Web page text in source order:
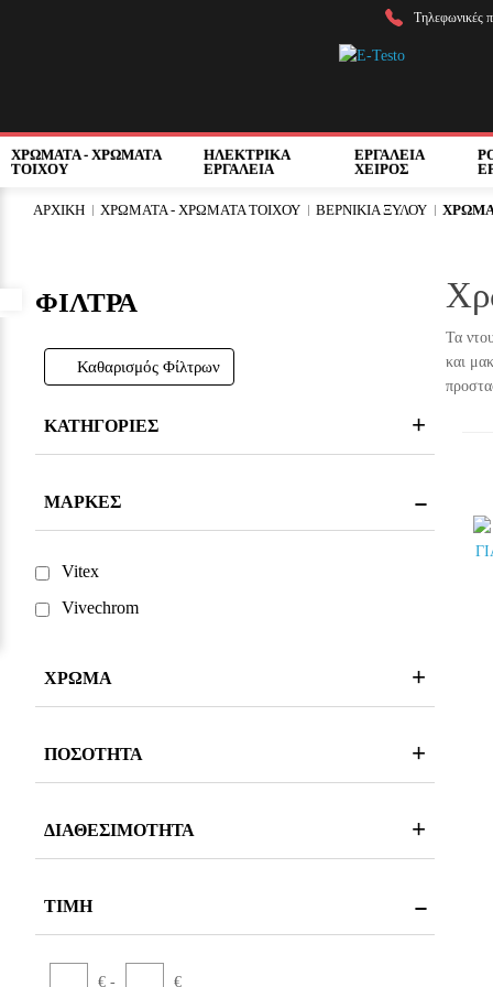
Τηλεφωνικές
ΧΡΩΜΑΤΑ - ΧΡΩΜΑΤΑ
ΤΟΙΧΟΥ
ΗΛΕΚΤΡΙΚΑ
ΕΡΓΑΛΕΙΑ
ΕΡΓΑΛΕΙΑ
ΧΕΙΡΟΣ
ΑΡΧΙΚΉ ΧΡΩΜΑΤΑ - ΧΡΩΜΑΤΑ ΤΟΙΧΟΥ ΒΕΡΝΙΚΙΑ ΞΥΛΟΥ
ΦΙΛΤΡΑ
Καθαρισμός Φίλτρων
ΚΑΤΗΓΟΡΙΕΣ
ΜΆΡΚΕΣ
Vitex
Vivechrom
ΧΡΏΜΑ
ΠΟΣΌΤΗΤΑ
ΔΙΑΘΕΣΙΜΌΤΗΤΑ
ΤΙΜΉ
€ - €
Τα
και
Προσβασιμότητα